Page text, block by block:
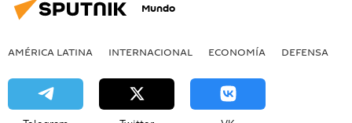
Mundo
AMÉRICA LATINA INTERNACIONAL ECONOMÍA DEFENSA